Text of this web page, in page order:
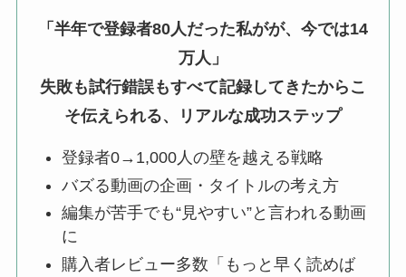
「半年で登録者80人だった私がが、今では14
万人」
失敗も試行錯誤もすべて記録してきたからこ
そ伝えられる、リアルな成功ステップ
登録者0→1,000人の壁を越える戦略
バズる動画の企画・タイトルの考え方
編集が苦手でも“見やすい”と言われる動画
に
購入者レビュー多数「もっと早く読めば